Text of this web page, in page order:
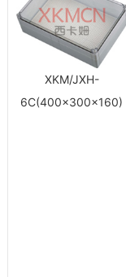
XKM/JXH-
6C(400×300×160)